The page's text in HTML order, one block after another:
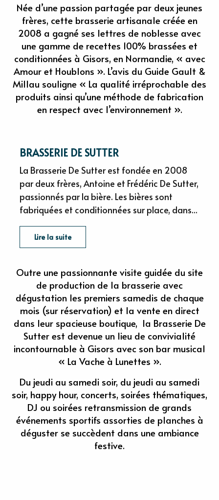
Née d’une passion partagée par deux jeunes
frères, cette brasserie artisanale créée en
2008 a gagné ses lettres de noblesse avec
une gamme de recettes 100% brassées et
conditionnées à Gisors, en Normandie, « avec
Amour et Houblons ». L’avis du Guide Gault &
Millau souligne « La qualité irréprochable des
produits ainsi qu’une méthode de fabrication
en respect avec l’environnement ».
BRASSERIE DE SUTTER
La Brasserie De Sutter est fondée en 2008
par deux frères, Antoine et Frédéric De Sutter,
passionnés par la bière. Les bières sont
fabriquées et conditionnées sur place, dans...
Lire la suite
Outre une passionnante visite guidée du site
de production de la brasserie avec
dégustation les premiers samedis de chaque
mois (sur réservation) et la vente en direct
dans leur spacieuse boutique, la Brasserie De
Sutter est devenue un lieu de convivialité
incontournable à Gisors avec son bar musical
« La Vache à Lunettes ».
Du jeudi au samedi soir, du jeudi au samedi
soir, happy hour, concerts, soirées thématiques,
DJ ou soirées retransmission de grands
événements sportifs assorties de planches à
déguster se succèdent dans une ambiance
festive.